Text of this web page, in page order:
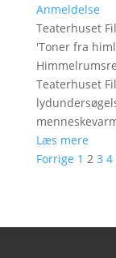
Anmeldelse
Teaterhuset
'Toner fra
Teaterhuset
Læs mere
Forrige 1 2 3 4